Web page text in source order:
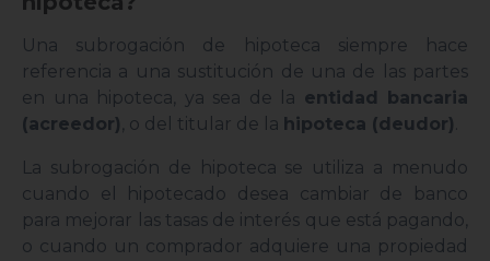
Una subrogación de hipoteca siempre hace
referencia a una sustitución de una de las partes
en una hipoteca, ya sea de la entidad bancaria
(acreedor), o del titular de la hipoteca (deudor)
La subrogación de hipoteca se utiliza a menudo
cuando el hipotecado desea cambiar de banco
para mejorar las tasas de interés que está pagando,
o cuando un comprador adquiere una propiedad